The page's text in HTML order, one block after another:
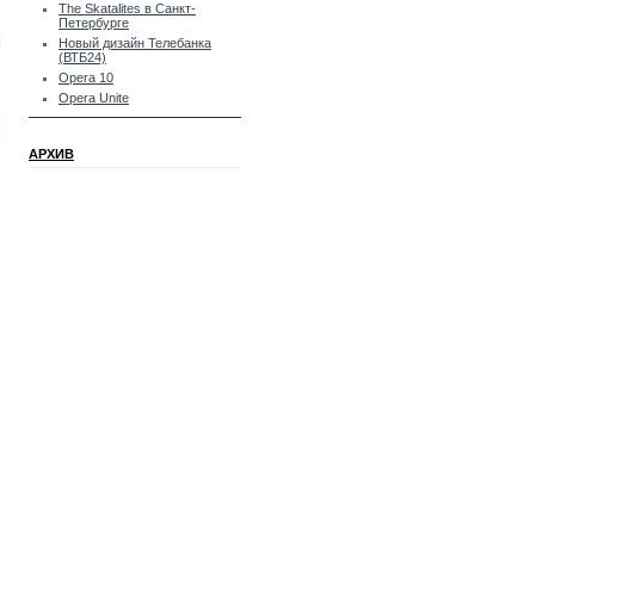
The Skatalites в Санкт-
Петербурге
Новый дизайн Телебанка
(ВТБ24)
Opera 10
Opera Unite
АРХИВ